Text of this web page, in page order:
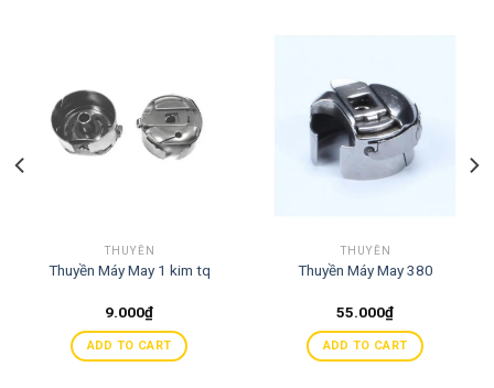
THUYỀN
Thuyền Máy May 1 kim tq
9.000₫
ADD TO CART
THUYỀN
Thuyền Máy May 380
55.000₫
ADD TO CART